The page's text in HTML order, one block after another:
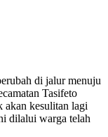
di jalur menuju
Tasifeto
akan kesulitan lagi
dilalui warga telah